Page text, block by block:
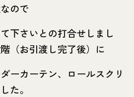
ので
下さいとの打合せしまし
（お引渡し完了後）に
ーカーテン、ロールスクリ
た。